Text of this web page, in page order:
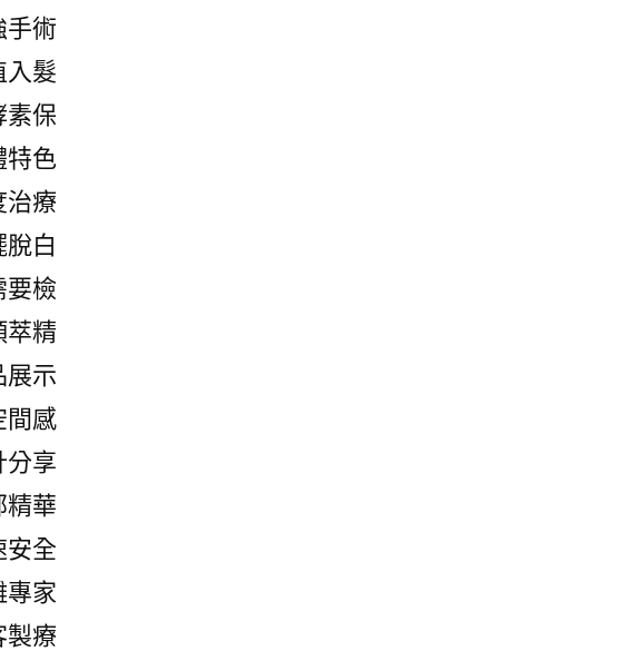
手術
入髮
素保
特色
治療
白
要檢
萃精
展示
間感
分享
精華
安全
專家
製療